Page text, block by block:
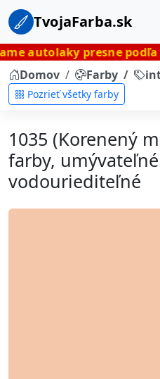
TvojaFarba.sk
presne podľa ŠPZ–
Domov
Farby
Pozrieť všetky farby
1035 (Korenený
farby,
vodouriediteľné